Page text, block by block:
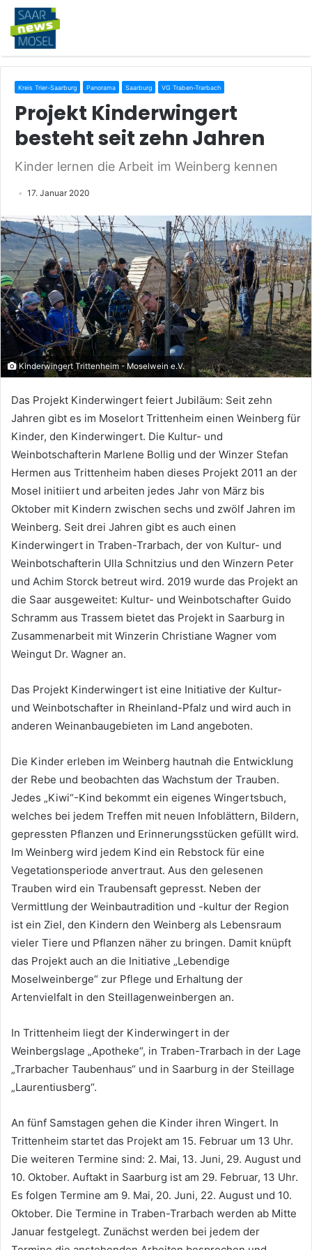
Kreis Trier-Saarburg Panorama Saarburg VG Traben-Trarbach
Projekt Kinderwingert
besteht seit zehn Jahren
Kinder lernen die Arbeit im Weinberg kennen
17. Januar 2020
Kinderwingert Trittenheim - Moselwein e.V.
Das Projekt Kinderwingert feiert Jubiläum: Seit zehn
Jahren gibt es im Moselort Trittenheim einen Weinberg für
Kinder, den Kinderwingert. Die Kultur- und
Weinbotschafterin Marlene Bollig und der Winzer Stefan
Hermen aus Trittenheim haben dieses Projekt 2011 an der
Mosel initiiert und arbeiten jedes Jahr von März bis
Oktober mit Kindern zwischen sechs und zwölf Jahren im
Weinberg. Seit drei Jahren gibt es auch einen
Kinderwingert in Traben-Trarbach, der von Kultur- und
Weinbotschafterin Ulla Schnitzius und den Winzern Peter
und Achim Storck betreut wird. 2019 wurde das Projekt an
die Saar ausgeweitet: Kultur- und Weinbotschafter Guido
Schramm aus Trassem bietet das Projekt in Saarburg in
Zusammenarbeit mit Winzerin Christiane Wagner vom
Weingut Dr. Wagner an.
Das Projekt Kinderwingert ist eine Initiative der Kultur-
und Weinbotschafter in Rheinland-Pfalz und wird auch in
anderen Weinanbaugebieten im Land angeboten.
Die Kinder erleben im Weinberg hautnah die Entwicklung
der Rebe und beobachten das Wachstum der Trauben.
Jedes „Kiwi“-Kind bekommt ein eigenes Wingertsbuch,
welches bei jedem Treffen mit neuen Infoblättern, Bildern,
gepressten Pflanzen und Erinnerungsstücken gefüllt wird.
Im Weinberg wird jedem Kind ein Rebstock für eine
Vegetationsperiode anvertraut. Aus den gelesenen
Trauben wird ein Traubensaft gepresst. Neben der
Vermittlung der Weinbautradition und -kultur der Region
ist ein Ziel, den Kindern den Weinberg als Lebensraum
vieler Tiere und Pflanzen näher zu bringen. Damit knüpft
das Projekt auch an die Initiative „Lebendige
Moselweinberge“ zur Pflege und Erhaltung der
Artenvielfalt in den Steillagenweinbergen an.
In Trittenheim liegt der Kinderwingert in der
Weinbergslage „Apotheke“, in Traben-Trarbach in der Lage
„Trarbacher Taubenhaus“ und in Saarburg in der Steillage
„Laurentiusberg“.
An fünf Samstagen gehen die Kinder ihren Wingert. In
Trittenheim startet das Projekt am 15. Februar um 13 Uhr.
Die weiteren Termine sind: 2. Mai, 13. Juni, 29. August und
10. Oktober. Auftakt in Saarburg ist am 29. Februar, 13 Uhr.
Es folgen Termine am 9. Mai, 20. Juni, 22. August und 10.
Oktober. Die Termine in Traben-Trarbach werden ab Mitte
Januar festgelegt. Zunächst werden bei jedem der